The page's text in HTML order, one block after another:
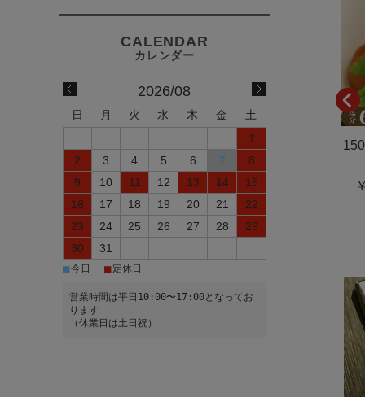
2026/08
日 月 火 水 木 金
土
1
2
3 4 5 6 7
8
9
10 11 12 13 14
15
16
17 18 19 20 21
22
23
24 25 26 27 28
29
30
31
■今日 ■ 定休日
営業時間は平日10:00〜17:00となってお
ります
（休業日は土日祝）